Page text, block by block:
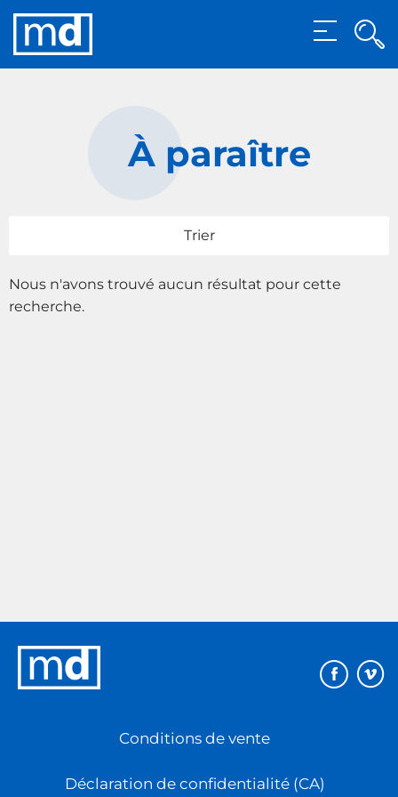
MENU
À paraître
Trier
Nous n'avons trouvé aucun résultat pour cette
recherche.
Éditions
MD
Conditions de vente
Déclaration de confidentialité (CA)